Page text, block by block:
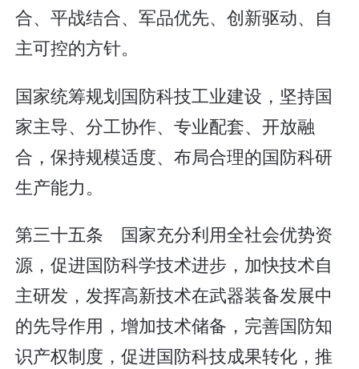
合、平战结合、军品优先、创新驱动、自
主可控的方针。
国家统筹规划国防科技工业建设，坚持国
家主导、分工协作、专业配套、开放融
合，保持规模适度、布局合理的国防科研
生产能力。
第三十五条 国家充分利用全社会优势资
源，促进国防科学技术进步，加快技术自
主研发，发挥高新技术在武器装备发展中
的先导作用，增加技术储备，完善国防知
识产权制度，促进国防科技成果转化，推